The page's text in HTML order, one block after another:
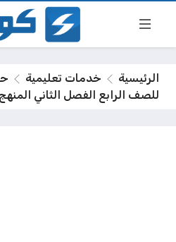
الرئيسية خدمات تعليمية
للصف الرابع الفصل الثاني